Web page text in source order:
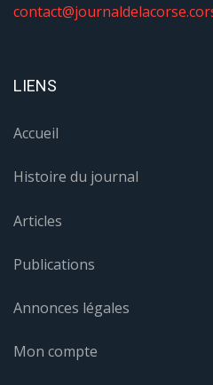
LIENS
Accueil
Histoire du journal
Articles
Publications
Annonces légales
Mon compte